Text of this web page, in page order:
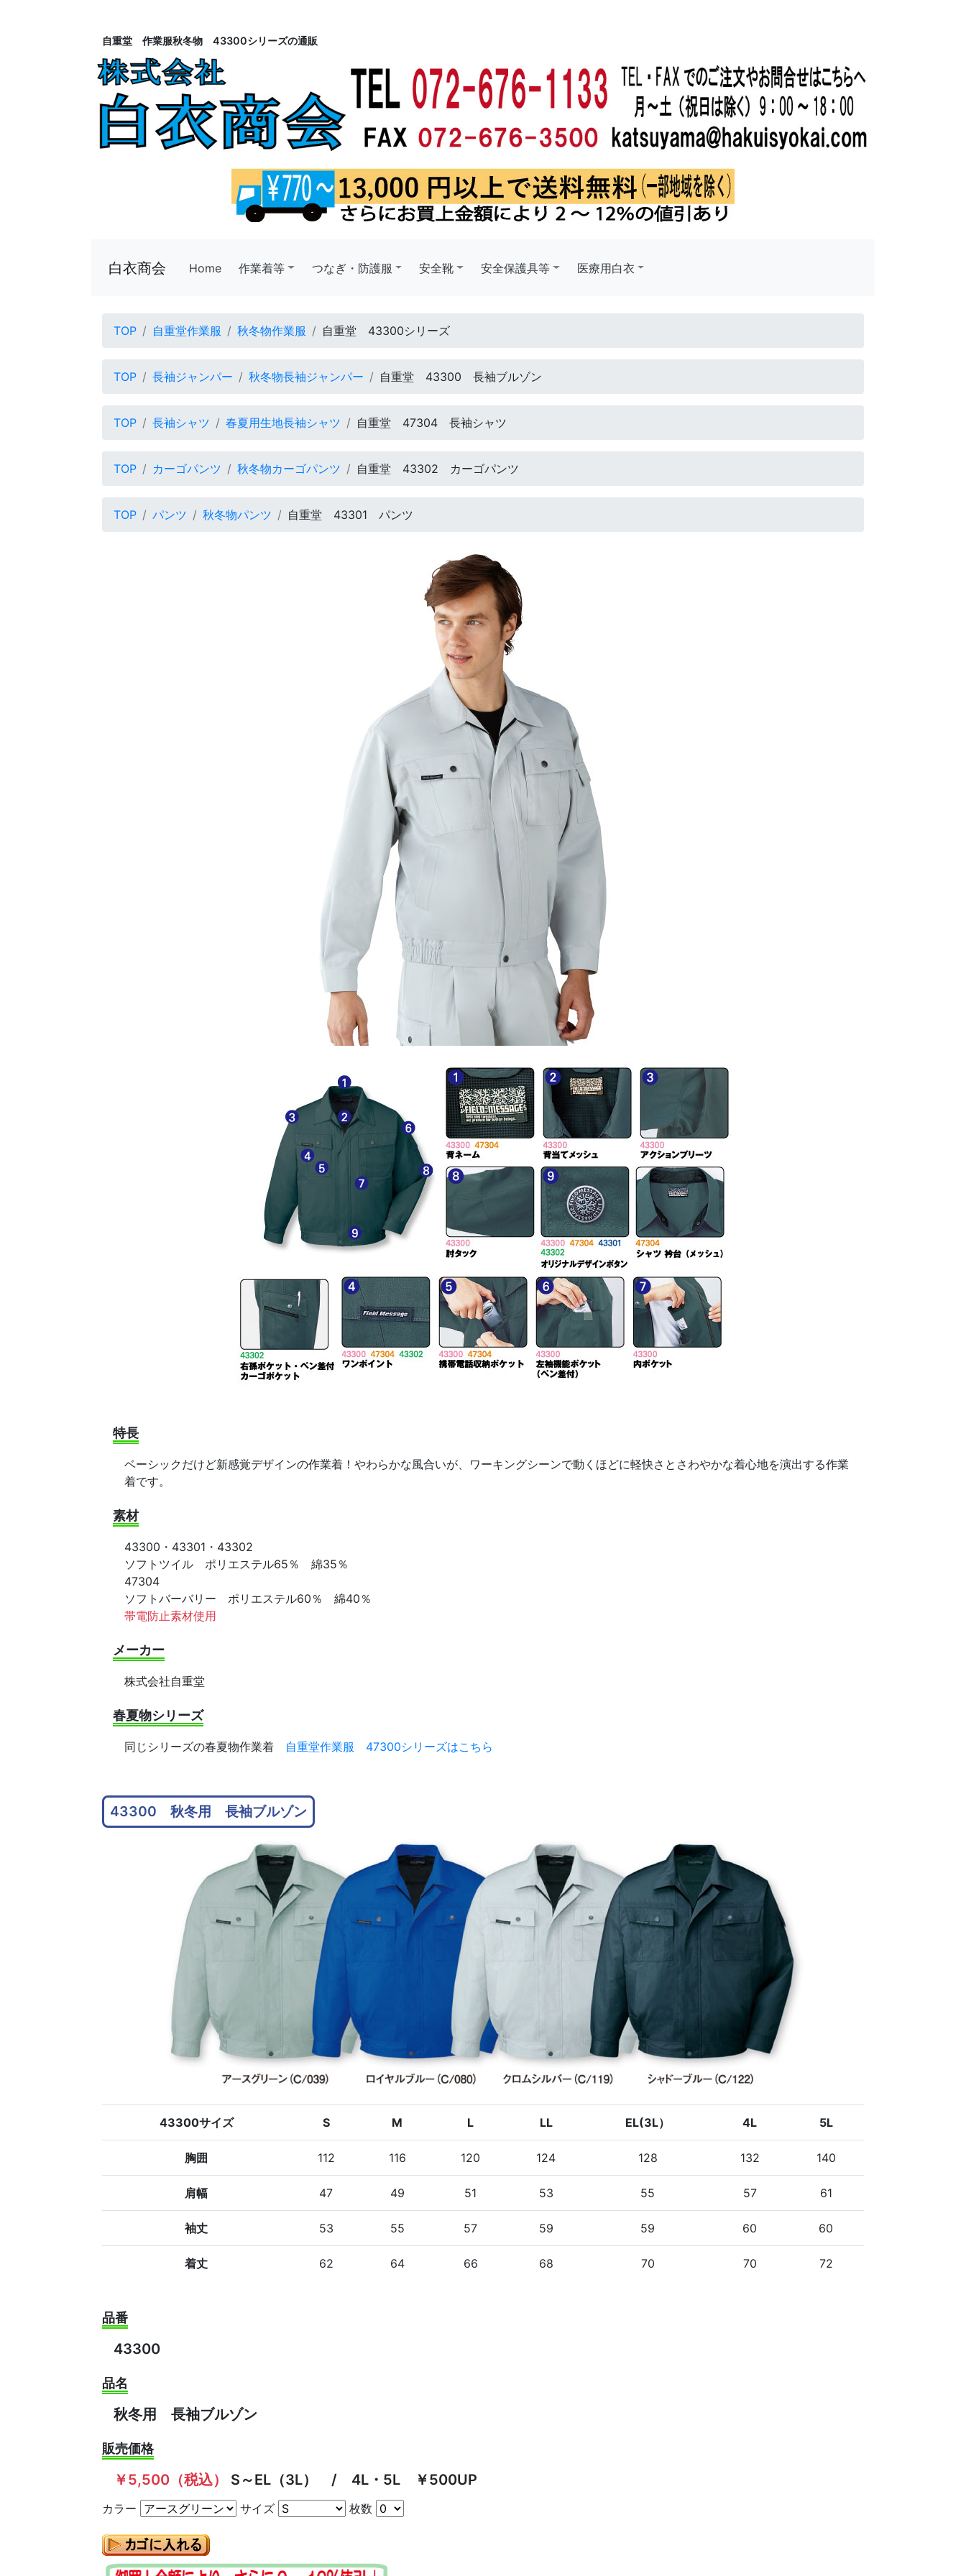
自重堂 作業服秋冬物 43300シリーズの通販
白衣商会 Home (current)
作業着等 つなぎ・防護服 安全靴 安全保護具等 医療用白衣
TOP 自重堂作業服 秋冬物作業服 自重堂 43300シリーズ
TOP 長袖ジャンパー 秋冬物長袖ジャンパー 自重堂 43300 長袖ブルゾン
TOP 長袖シャツ 春夏用生地長袖シャツ 自重堂 47304 長袖シャツ
TOP カーゴパンツ 秋冬物カーゴパンツ 自重堂 43302 カーゴパンツ
TOP パンツ 秋冬物パンツ 自重堂 43301 パンツ
特長
ベーシックだけど新感覚デザインの作業着！やわらかな風合いが、ワーキングシーンで動くほどに軽快さとさわやかな着心地を演出する作業
着です。
素材
43300・43301・43302
ソフトツイル ポリエステル65％ 綿35％
47304
ソフトバーバリー ポリエステル60％ 綿40％
帯電防止素材使用
メーカー
株式会社自重堂
春夏物シリーズ
同じシリーズの春夏物作業着 自重堂作業服 47300シリーズはこちら
43300 秋冬用 長袖ブルゾン
43300サイズ S M L LL EL(3L） 4L 5L
胸囲 112 116 120 124 128 132 140
肩幅 47 49 51 53 55 57 61
袖丈 53 55 57 59 59 60 60
着丈 62 64 66 68 70 70 72
品番
43300
品名
秋冬用 長袖ブルゾン
販売価格
￥5,500（税込） S～EL（3L） / 4L・5L ￥500UP
カラー サイズ 枚数